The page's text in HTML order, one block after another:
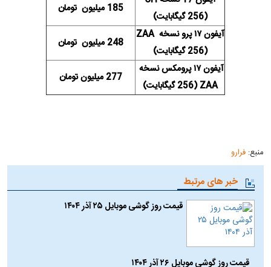
(256 گیگابایت)
185 میلیون تومان
آیفون ۱۷ پرو نسخه ZAA
(256 گیگابایت)
248 میلیون تومان
آیفون ۱۷ پرومکس نسخه
ZAA (256 گیگابایت)
277 میلیون تومان
منبع:فرارو
خبر های مرتبط
قیمت روز گوشی موبایل ۲۵ آذر ۱۴۰۴
قیمت روز گوشی موبایل ۲۶ آذر ۱۴۰۴